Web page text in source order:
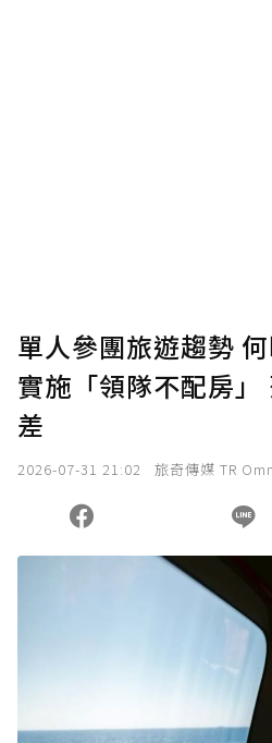
單人參團旅遊趨勢
實施「領隊不配房
差
2026-07-31 21:02 旅奇傳媒 TR